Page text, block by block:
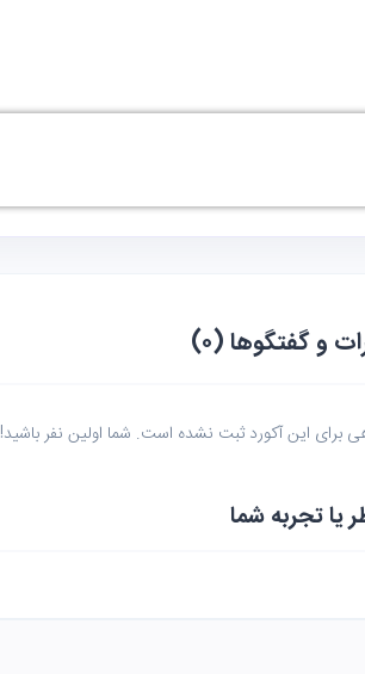
و گفتگوها (۰)
برای این آکورد ثبت نشده است. شما اولین نفر باشید!
یا تجربه شما